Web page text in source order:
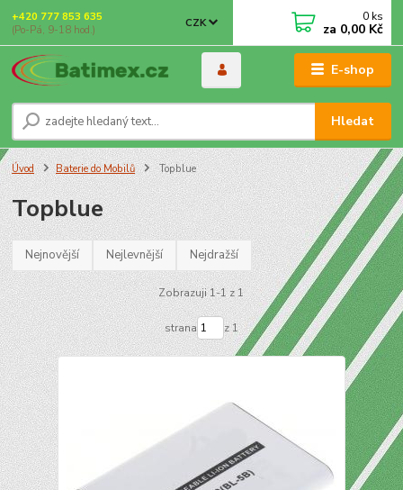
E-shop
CZK
Hledat
+420 777 853 635
(Po-Pá, 9-18 hod.)
0 ks
za 0,00 Kč
Úvod Baterie do Mobilů Topblue
Topblue
Nejnovější Nejlevnější Nejdražší
Zobrazuji 1-1 z 1
strana z 1